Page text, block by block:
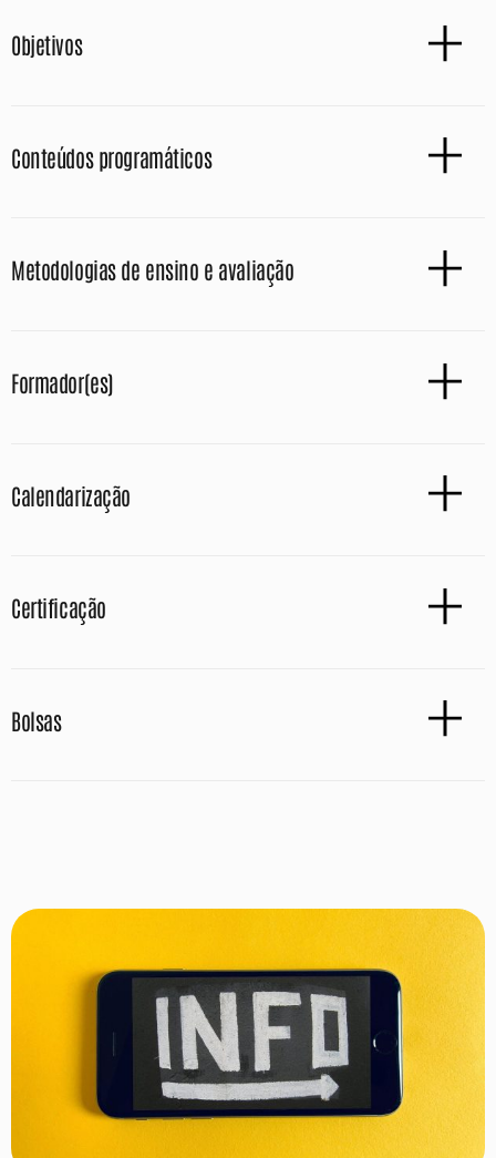
Objetivos
Conteúdos programáticos
Metodologias de ensino e avaliação
Formador(es)
Calendarização
Certificação
Bolsas